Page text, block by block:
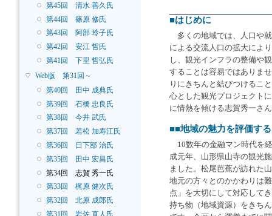
第45回 清水 善久氏
第44回 篠原 修氏
第43回 阿部 玲子氏
第42回 安江 哲氏
第41回 下里 哲弘氏
Web版 第31回～
第40回 田中 成典氏
第39回 石橋 忠良氏
第38回 今井 武氏
第37回 若松 加寿江氏
第36回 日下部 治氏
第35回 田中 宏昌氏
第34回 志賀 秀一氏
第33回 梶原 健次氏
第32回 北原 成郎氏
第31回 岩佐 直人氏
■はじめに
多くの地域では、人口や
による交流人口の拡大によ
し、観光インフラの整備や
することは容易ではありま
りにきちんと結びつけるこ
心とした観光プロジェクト
に情熱を傾ける志賀秀一さ
■■地域の魅力を評価す
10数年の金融マン時代を
成元年、山形県山寺の観光
ました。松尾芭蕉が訪れた
地元の方々とのかかわりは
点」を大切にして対応して
持ち物（地域資源）をきち